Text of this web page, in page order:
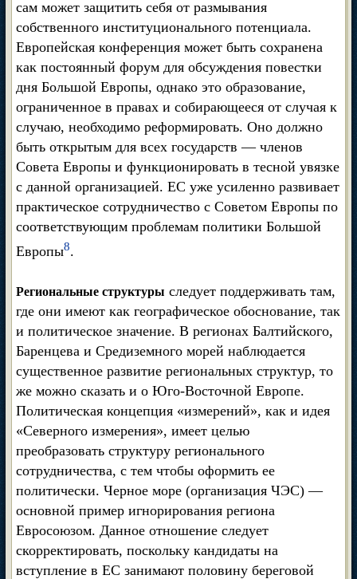
сам может защитить себя от размывания
собственного институционального потенциала.
Европейская конференция может быть сохранена
как постоянный форум для обсуждения повестки
дня Большой Европы, однако это образование,
ограниченное в правах и собирающееся от случая к
случаю, необходимо реформировать. Оно должно
быть открытым для всех государств — членов
Совета Европы и функционировать в тесной увязке
с данной организацией. ЕС уже усиленно развивает
практическое сотрудничество с Советом Европы по
соответствующим проблемам политики Большой
Европы8.
Региональные структуры следует поддерживать там,
где они имеют как географическое обоснование, так
и политическое значение. В регионах Балтийского,
Баренцева и Средиземного морей наблюдается
существенное развитие региональных структур, то
же можно сказать и о Юго-Восточной Европе.
Политическая концепция «измерений», как и идея
«Северного измерения», имеет целью
преобразовать структуру регионального
сотрудничества, с тем чтобы оформить ее
политически. Черное море (организация ЧЭС) —
основной пример игнорирования региона
Евросоюзом. Данное отношение следует
скорректировать, поскольку кандидаты на
вступление в ЕС занимают половину береговой